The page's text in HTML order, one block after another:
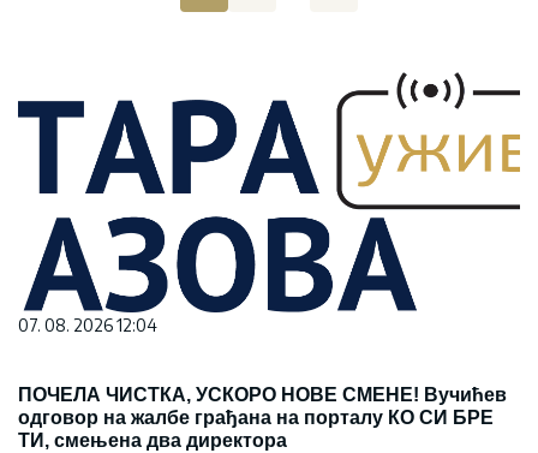
07. 08. 2026 12:04
ПОЧЕЛА ЧИСТКА, УСКОРО НОВЕ СМЕНЕ! Вучићев
одговор на жалбе грађана на порталу КО СИ БРЕ
ТИ, смењена два директора